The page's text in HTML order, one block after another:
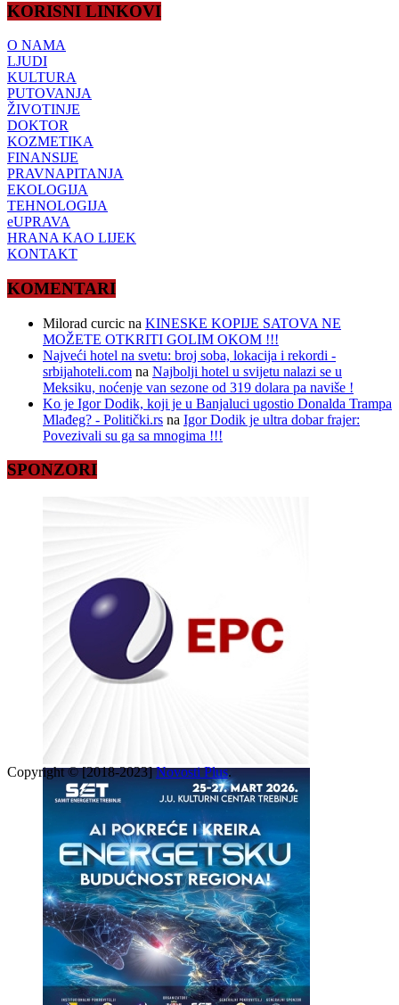
KORISNI LINKOVI
O NAMA
LJUDI
KULTURA
PUTOVANJA
ŽIVOTINJE
DOKTOR
KOZMETIKA
FINANSIJE
PRAVNAPITANJA
EKOLOGIJA
TEHNOLOGIJA
eUPRAVA
HRANA KAO LIJEK
KONTAKT
KOMENTARI
Milorad curcic na KINESKE KOPIJE SATOVA NE
MOŽETE OTKRITI GOLIM OKOM !!!
Najveći hotel na svetu: broj soba, lokacija i rekordi -
srbijahoteli.com na Najbolji hotel u svijetu nalazi se u
Meksiku, noćenje van sezone od 319 dolara pa naviše !
Ko je Igor Dodik, koji je u Banjaluci ugostio Donalda Trampa
Mlađeg? - Politički.rs na Igor Dodik je ultra dobar frajer:
Povezivali su ga sa mnogima !!!
SPONZORI
Copyright © [2018-2023]Novosti Plus.